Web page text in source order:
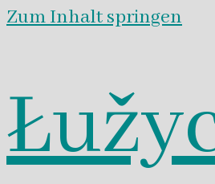
Zum Inhalt springen